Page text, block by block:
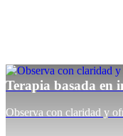
Terapia basada en
Observa con claridad y